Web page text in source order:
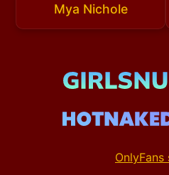
Mya Nichole
OnlyFans